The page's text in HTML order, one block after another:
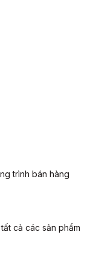
trình bán hàng
cả các sản phẩm